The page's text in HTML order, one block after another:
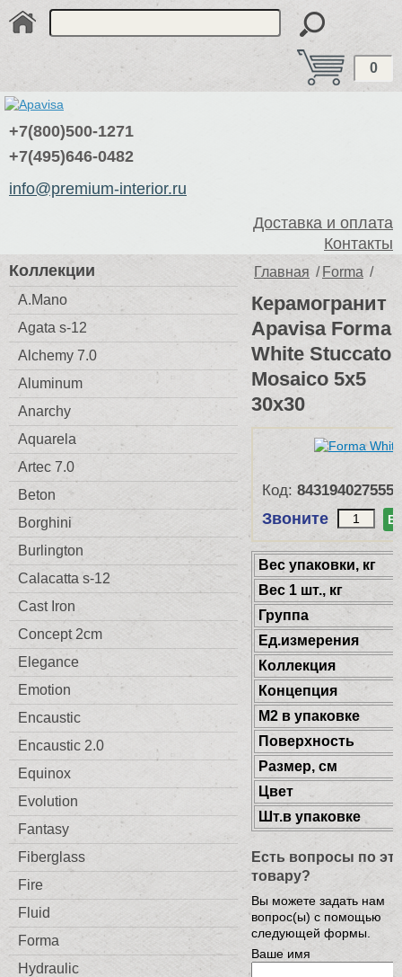
0
+7(800)500-1271
+7(495)646-0482
info@premium-interior.ru
Доставка и оплата
Контакты
Коллекции
A.Mano
Agata s-12
Alchemy 7.0
Aluminum
Anarchy
Aquarela
Artec 7.0
Beton
Borghini
Burlington
Calacatta s-12
Cast Iron
Concept 2cm
Elegance
Emotion
Encaustic
Encaustic 2.0
Equinox
Evolution
Fantasy
Fiberglass
Fire
Fluid
Forma
Hydraulic
Главная / Forma /
Керамогранит
Apavisa Forma
White Stuccato
Mosaico 5x5
30x30
Код: 8431940275555
Звоните В
Веc упаковки, кг
Вес 1 шт., кг
Группа
Ед.измерения
Коллекция
Концепция
М2 в упаковке
Поверхность
Размер, см
Цвет
Шт.в упаковке
Есть вопросы по
товару?
Вы можете задать нам
вопрос(ы) с помощью
следующей формы.
Ваше имя